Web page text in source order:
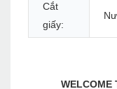
Cắt
giấy: